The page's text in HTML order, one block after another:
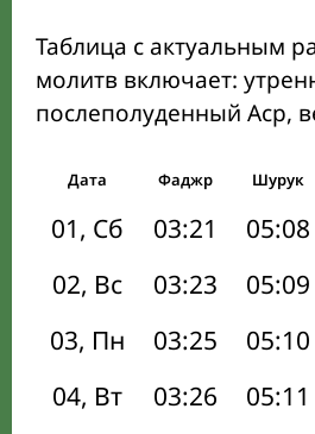
Таблица с актуальным
молитв включает:
послеполуденный Аср,
Дата Фаджр Шурук
01, Сб 03:21 05:08
02, Вс
03:23 05:09
03, Пн
03:25 05:10
04, Вт
03:26 05:11